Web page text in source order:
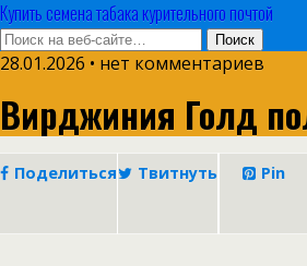
Купить семена табака курительного почтой
28.01.2026 • нет комментариев
Вирджиния Голд
Поделиться Твитнуть Pin